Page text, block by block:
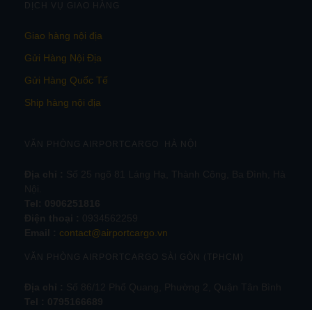
DỊCH VỤ GIAO HÀNG
Giao hàng nội địa
Gửi Hàng Nội Địa
Gửi Hàng Quốc Tế
Ship hàng nội địa
VĂN PHÒNG AIRPORTCARGO HÀ NỘI
contact@airportcargo.vn
VĂN PHÒNG AIRPORTCARGO SÀI GÒN (TPHCM)